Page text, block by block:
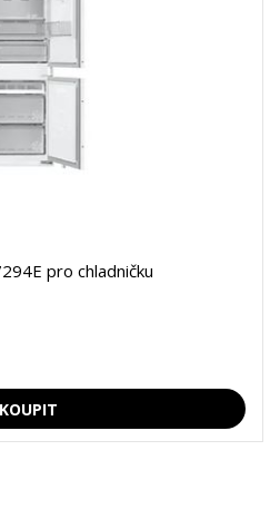
pro chladničku